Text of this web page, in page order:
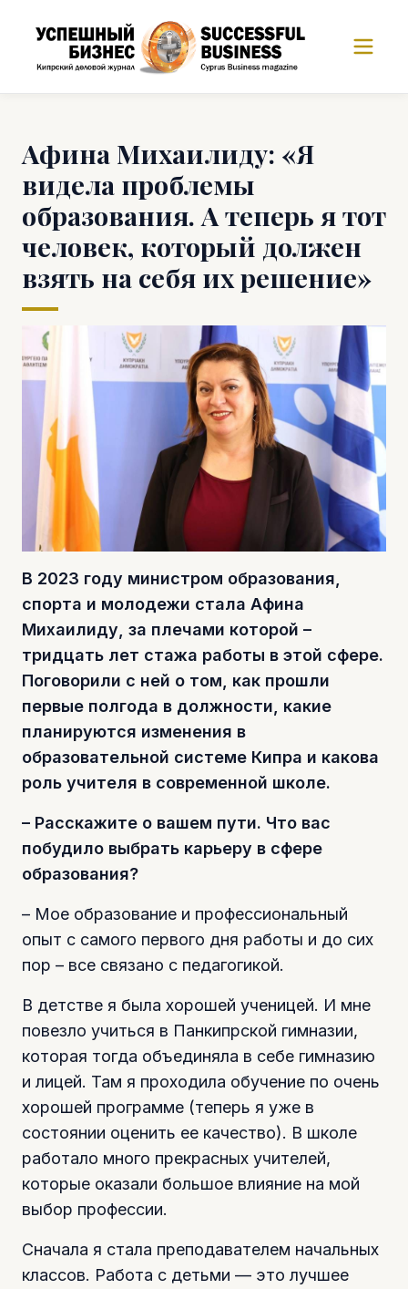
Афина Михаилиду: «Я
видела проблемы
образования. А теперь я тот
человек, который должен
взять на себя их решение»
В 2023 году министром образования,
спорта и молодежи стала Афина
Михаилиду, за плечами которой –
тридцать лет стажа работы в этой сфере.
Поговорили с ней о том, как прошли
первые полгода в должности, какие
планируются изменения в
образовательной системе Кипра и какова
роль учителя в современной школе.
– Расскажите о вашем пути. Что вас
побудило выбрать карьеру в сфере
образования?
– Мое образование и профессиональный
опыт с самого первого дня работы и до сих
пор – все связано с педагогикой.
В детстве я была хорошей ученицей. И мне
повезло учиться в Панкипрской гимназии,
которая тогда объединяла в себе гимназию
и лицей. Там я проходила обучение по очень
хорошей программе (теперь я уже в
состоянии оценить ее качество). В школе
работало много прекрасных учителей,
которые оказали большое влияние на мой
выбор профессии.
Сначала я стала преподавателем начальных
классов. Работа с детьми — это лучшее